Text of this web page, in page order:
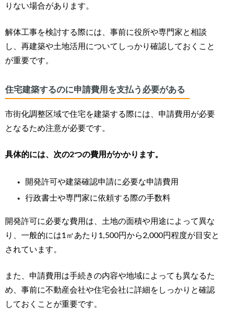
りない場合があります。
解体工事を検討する際には、事前に役所や専門家と相談
し、再建築や土地活用についてしっかり確認しておくこと
が重要です。
住宅建築するのに申請費用を支払う必要がある
市街化調整区域で住宅を建築する際には、申請費用が必要
となるため注意が必要です。
具体的には、次の2つの費用がかかります。
開発許可や建築確認申請に必要な申請費用
行政書士や専門家に依頼する際の手数料
開発許可に必要な費用は、土地の面積や用途によって異な
り、一般的には1㎡あたり1,500円から2,000円程度が目安と
されています。
また、申請費用は手続きの内容や地域によっても異なるた
め、事前に不動産会社や住宅会社に詳細をしっかりと確認
しておくことが重要です。